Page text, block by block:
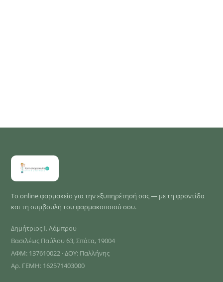
Το online φαρμακείο για την εξυπηρέτησή σας — με τη φροντίδα
και τη συμβουλή του φαρμακοποιού σου.
Δημήτριος Ι. Λάμπρου
Βασιλέως Παύλου 63, Σπάτα, 19004
ΑΦΜ: 137610022 · ΔΟΥ: Παλλήνης
Αρ. ΓΕΜΗ: 162571403000